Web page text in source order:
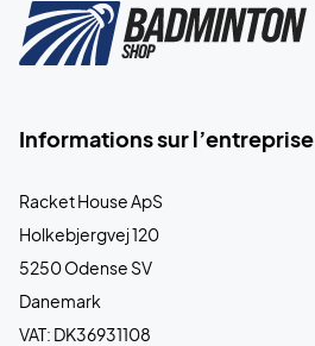
Informations sur l’entreprise
Racket House ApS
Holkebjergvej 120
5250 Odense SV
Danemark
VAT: DK36931108